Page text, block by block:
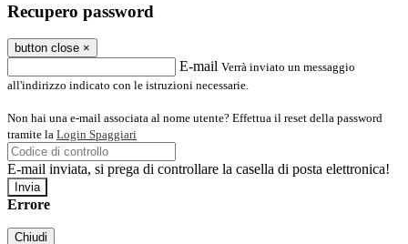
Recupero password
button close ×
E-mail Verrà inviato un messaggio
all'indirizzo indicato con le istruzioni necessarie.
Non hai una e-mail associata al nome utente? Effettua il reset della password
tramite la Login Spaggiari
E-mail inviata, si prega di controllare la casella di posta elettronica!
Errore
Chiudi